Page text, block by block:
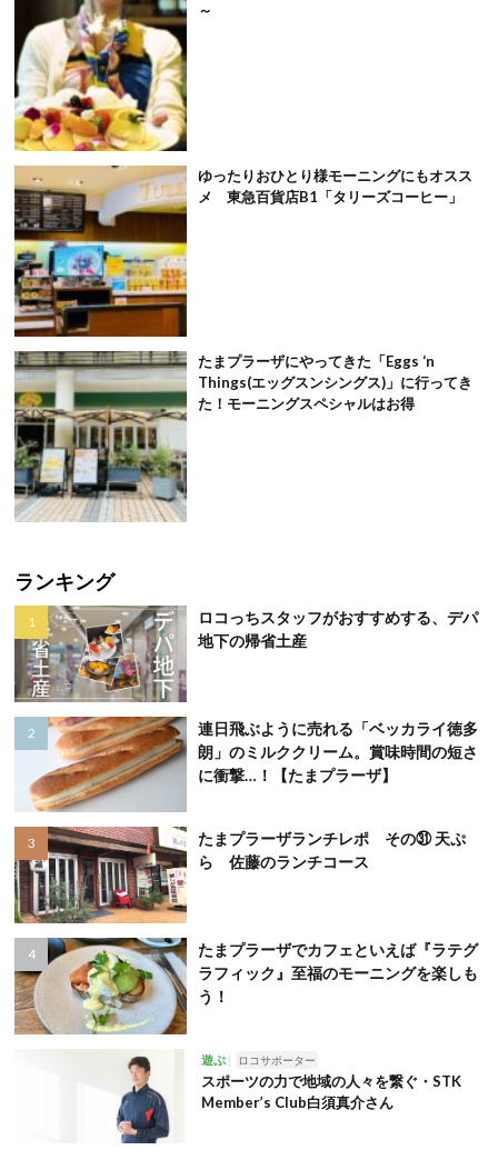
～
ゆったりおひとり様モーニングにもオスス
メ 東急百貨店B1「タリーズコーヒー」
たまプラーザにやってきた「Eggs ‘n
Things(エッグスンシングス)」に行ってき
た！モーニングスペシャルはお得
ランキング
ロコっちスタッフがおすすめする、デパ
地下の帰省土産
連日飛ぶように売れる「ベッカライ徳多
朗」のミルククリーム。賞味時間の短さ
に衝撃…！【たまプラーザ】
たまプラーザランチレポ その㉛ 天ぷ
ら 佐藤のランチコース
たまプラーザでカフェといえば『ラテグ
ラフィック』至福のモーニングを楽しも
う！
遊ぶ ロコサポーター
スポーツの力で地域の人々を繋ぐ・STK
Member’s Club白須真介さん